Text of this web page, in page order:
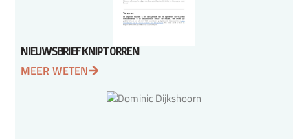
NIEUWSBRIEF KNIPTORREN
MEER WETEN